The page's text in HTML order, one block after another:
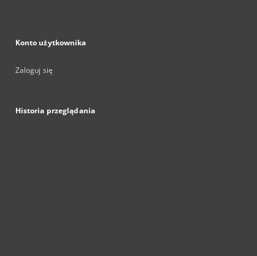
Konto użytkownika
Zaloguj się
Historia przeglądania